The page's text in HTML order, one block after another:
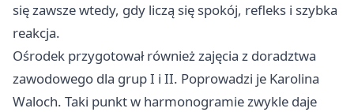
się zawsze wtedy, gdy liczą się spokój, refleks i szybka
reakcja.
Ośrodek przygotował również zajęcia z doradztwa
zawodowego dla grup I i II. Poprowadzi je Karolina
Waloch. Taki punkt w harmonogramie zwykle daje